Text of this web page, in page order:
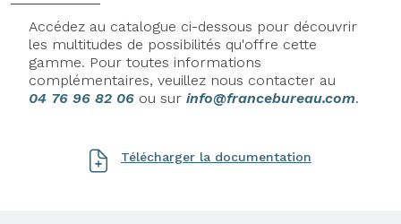
Accédez au catalogue ci-dessous pour découvrir
les multitudes de possibilités qu'offre cette
gamme. Pour toutes informations
complémentaires, veuillez nous contacter au
04 76 96 82 06 ou sur info@francebureau.com.
Télécharger la documentation